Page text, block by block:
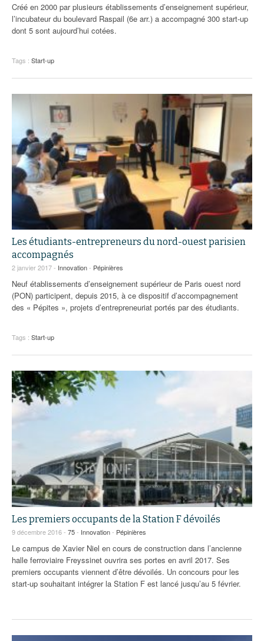
Créé en 2000 par plusieurs établissements d’enseignement supérieur,
l’incubateur du boulevard Raspail (6e arr.) a accompagné 300 start-up
dont 5 sont aujourd’hui cotées.
Tags : Start-up
Les étudiants-entrepreneurs du nord-ouest parisien
accompagnés
2 janvier 2017 - Innovation- Pépinières
Neuf établissements d’enseignement supérieur de Paris ouest nord
(PON) participent, depuis 2015, à ce dispositif d’accompagnement
des « Pépites », projets d’entrepreneuriat portés par des étudiants.
Tags : Start-up
Les premiers occupants de la Station F dévoilés
9 décembre 2016 - 75- Innovation- Pépinières
Le campus de Xavier Niel en cours de construction dans l’ancienne
halle ferroviaire Freyssinet ouvrira ses portes en avril 2017. Ses
premiers occupants viennent d’être dévoilés. Un concours pour les
start-up souhaitant intégrer la Station F est lancé jusqu’au 5 février.